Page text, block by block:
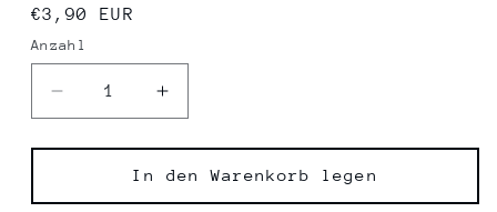
Normaler
Preis
€3,90 EUR
Anzahl
Verringere
die
Menge
Druckvorlage
Erhöhe
die
Menge
für
Druckvorlage
In den Warenkorb legen